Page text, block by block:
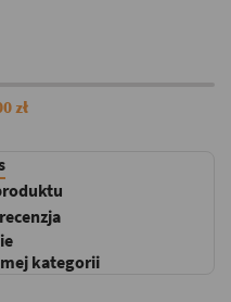
zł
kategorii